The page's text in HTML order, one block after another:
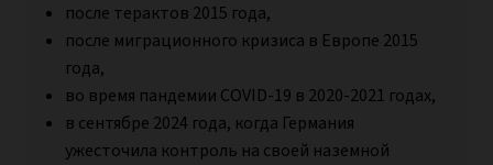
после терактов 2015 года,
после миграционного кризиса в Европе 2015
года,
во время пандемии COVID-19 в 2020-2021 годах,
в сентябре 2024 года, когда Германия
ужесточила контроль на своей наземной